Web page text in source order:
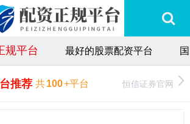
规平台 最好的股票配资平台
推荐 共100+平台 恒信证券官网